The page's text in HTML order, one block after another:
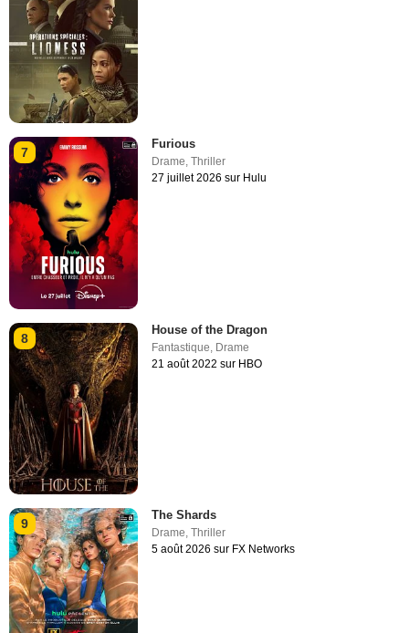
7
Furious
Drame,Thriller
27 juillet 2026 sur Hulu
8
House of the Dragon
Fantastique Drame
21 août 2022 sur HBO
9
The Shards
Drame,Thriller
5 août 2026 sur FX Networks